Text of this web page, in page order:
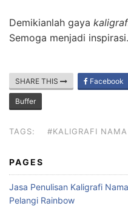
Demikianlah gaya
Semoga menjadi inspirasi.
SHARE THIS Facebook
Buffer
TAGS: #KALIGRAFI
PAGES
Jasa Penulisan Kaligrafi
Pelangi Rainbow